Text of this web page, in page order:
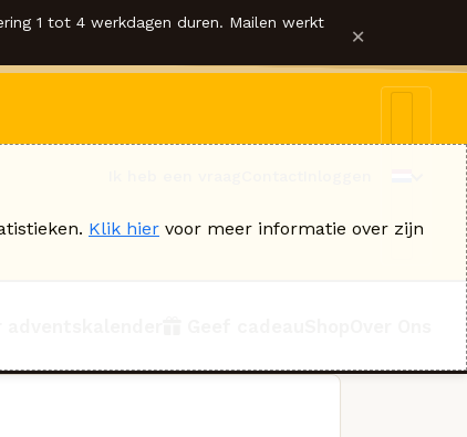
1 tot 4 werkdagen duren. Mailen werkt ×
Klik hier voor meer informatie over zijn